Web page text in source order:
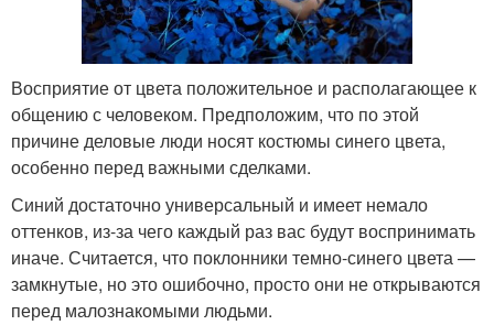
Восприятие от цвета положительное и располагающее к
общению с человеком. Предположим, что по этой
причине деловые люди носят костюмы синего цвета,
особенно перед важными сделками.
Синий достаточно универсальный и имеет немало
оттенков, из-за чего каждый раз вас будут воспринимать
иначе. Считается, что поклонники темно-синего цвета —
замкнутые, но это ошибочно, просто они не открываются
перед малознакомыми людьми.